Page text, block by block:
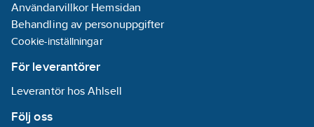
Användarvillkor Hemsidan
Behandling av personuppgifter
Cookie-inställningar
För leverantörer
Leverantör hos Ahlsell
Följ oss